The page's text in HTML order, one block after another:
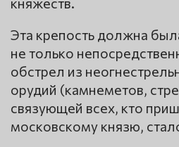
Эта крепость должна
не только
обстрел из
орудий (камнеметов,
связующей всех, кто
московскому князю,